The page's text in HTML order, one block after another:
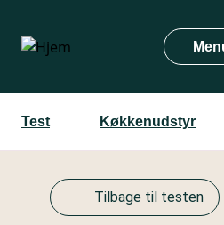
hovedindhold
Test Køkkenudstyr
Tilbage til testen